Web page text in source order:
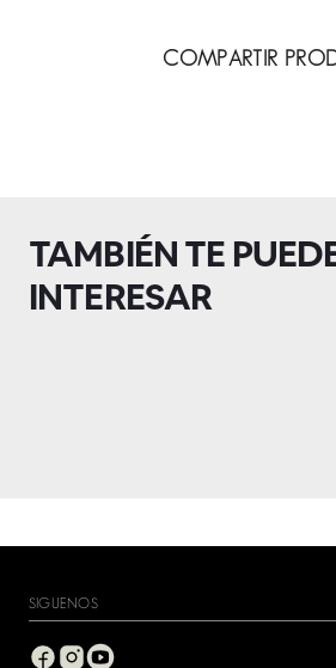
COMPARTIR
TAMBIÉN TE
INTERESAR
SIGUENOS